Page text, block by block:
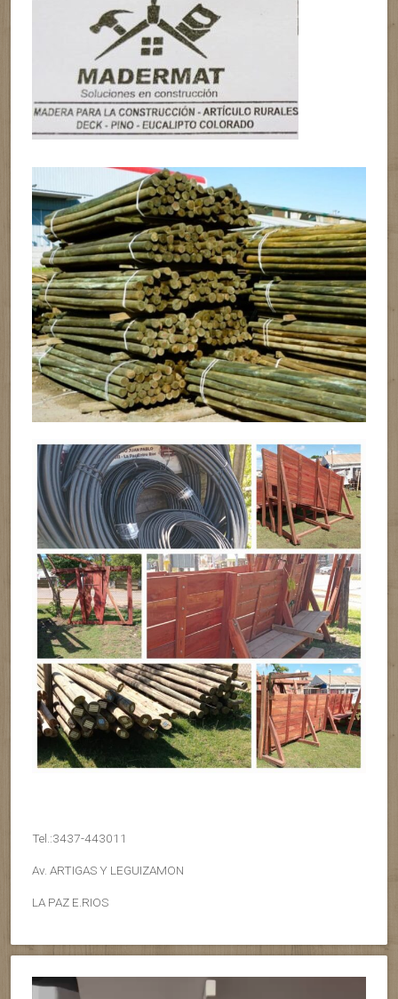
Tel.:3437-443011
Av. ARTIGAS Y LEGUIZAMON
LA PAZ E.RIOS
Reproductor